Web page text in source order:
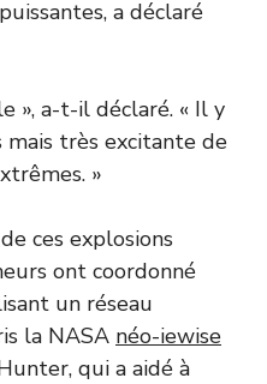
a déclaré
», a-t-il déclaré. « Il y
très excitante de
»
ces explosions
ont coordonné
un réseau
la NASA néo-iewise
qui a aidé à